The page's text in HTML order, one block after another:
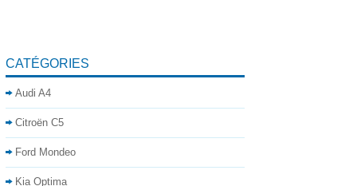
CATÉGORIES
Audi A4
Citroën C5
Ford Mondeo
Kia Optima